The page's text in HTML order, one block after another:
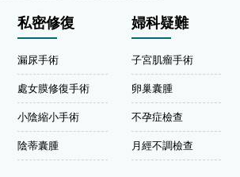
私密修復
漏尿手術
處女膜修復手術
小陰縮小手術
陰蒂囊腫
婦科疑難
子宮肌瘤手術
卵巢囊腫
不孕症檢查
月經不調檢查